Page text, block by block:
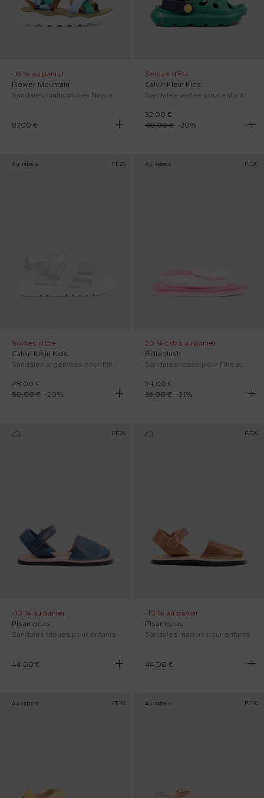
-15 % au panier
Flower Mountain
87,00 €
Soldes d'Été
Calvin Klein Kids
32,00 €
40,00 €
-20%
Au rabais PE26
Soldes d'Été
Calvin Klein Kids
Sandales argentées pour Fille avec logo
48,00 €
60,00 € -20%
Au rabais PE26
20 % Extra au panier
Billieblush
Sandales roses pour Fille avec maxi nœud
24,00 €
35,00 €
-31%
PE26
-10 % au panier
Pisamonas
Sandales bleues pour enfants
44,00 €
PE26
-10 % au panier
Pisamonas
Sandales marron pour enfants
44,00 €
Au rabais PE26 Au rabais PE26